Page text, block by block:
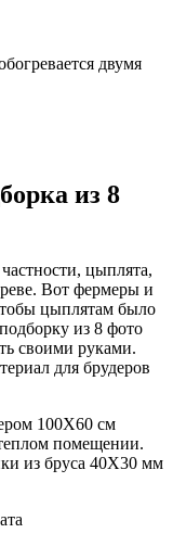
двумя
из 8
цыплята,
Вот фермеры и
цыплятам было
из 8 фото
своими руками.
для брудеров
100Х60 см
помещении.
из бруса 40Х30 мм